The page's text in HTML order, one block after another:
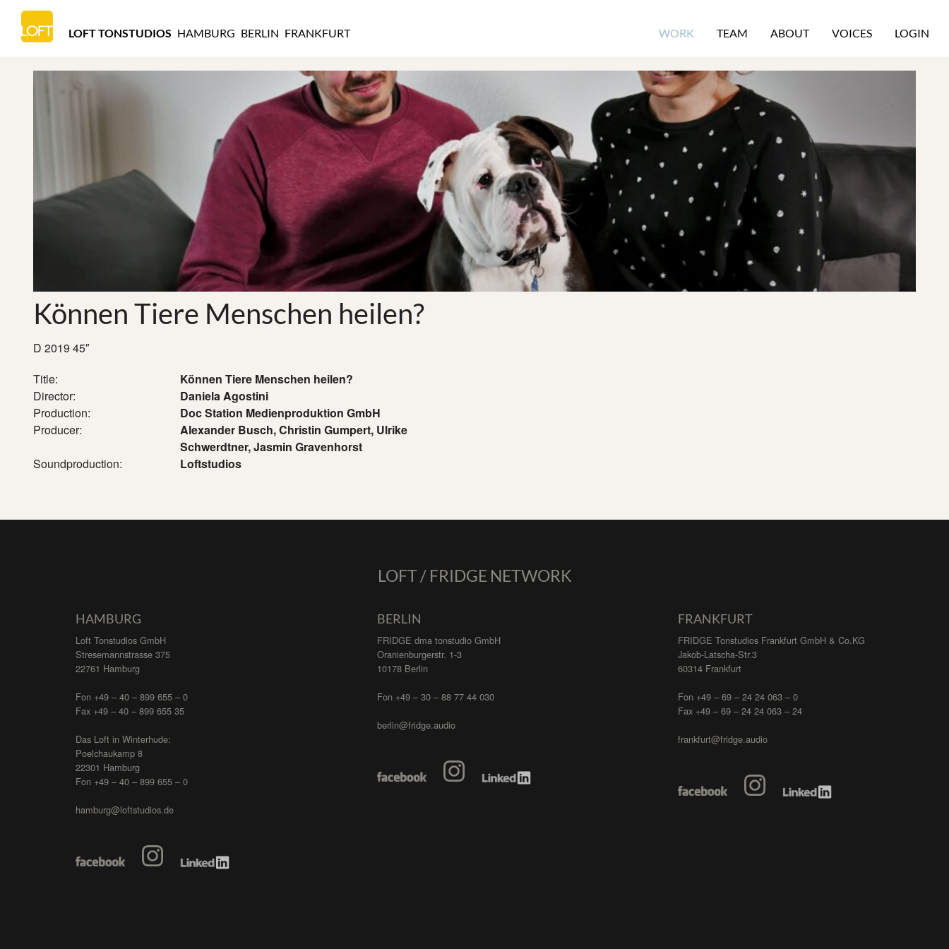
TONSTUDIOS
HAMBURG
LOFT TONSTUDIOS HAMBURG BERLIN FRANKFURT WORK TEAM ABOUT VOICES LOGIN
Können Tiere Menschen heilen?
D 2019 45″
Title:
Können Tiere Menschen heilen?
Director:
Daniela Agostini
Production:
Doc Station Medienproduktion GmbH
Producer:
Alexander Busch, Christin Gumpert, Ulrike
Schwerdtner, Jasmin Gravenhorst
Soundproduction:
Loftstudios
LOFT / FRIDGE NETWORK
HAMBURG
Loft Tonstudios GmbH
Stresemannstrasse 375
22761 Hamburg
Fon +49 – 40 – 899 655 – 0
Fax +49 – 40 – 899 655 35
Das Loft in Winterhude:
Poelchaukamp 8
22301 Hamburg
Fon +49 – 40 – 899 655 – 0
hamburg@loftstudios.de
BERLIN
FRIDGE dma tonstudio GmbH
Oranienburgerstr. 1-3
10178 Berlin
Fon +49 – 30 – 88 77 44 030
berlin@fridge.audio
FRANKFURT
FRIDGE Tonstudios Frankfurt GmbH & Co.KG
Jakob-Latscha-Str.3
60314 Frankfurt
Fon +49 – 69 – 24 24 063 – 0
Fax +49 – 69 – 24 24 063 – 24
frankfurt@fridge.audio